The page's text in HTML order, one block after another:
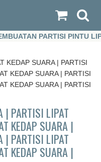
PARTISI PINTU LIPAT
KEDAP SUARA | PARTISI
KEDAP SUARA | PARTISI
KEDAP SUARA | PARTISI
| PARTISI LIPAT
KEDAP SUARA |
| PARTISI LIPAT
KEDAP SUARA |